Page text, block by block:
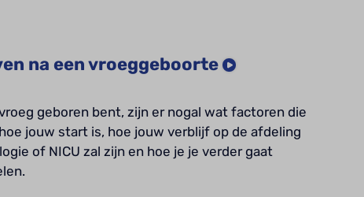
na een vroeggeboorte
geboren bent, zijn er nogal wat factoren die
jouw start is, hoe jouw verblijf op de afdeling
of NICU zal zijn en hoe je je verder gaat